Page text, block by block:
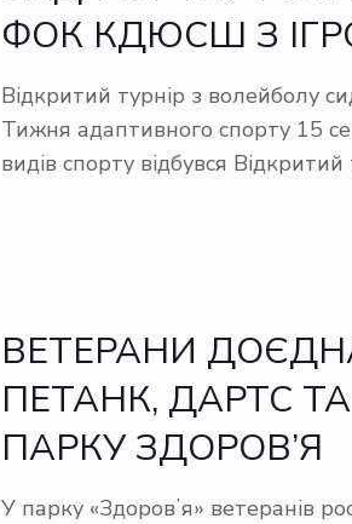
ФОК КДЮСШ З
Відкритий турнір з волейболу
Тижня адаптивного спорту 15
видів спорту відбувся
ВЕТЕРАНИ
ПЕТАНК, ДАРТС
ПАРКУ ЗДОРОВ’Я
У парку «Здоровʼя» ветеранів